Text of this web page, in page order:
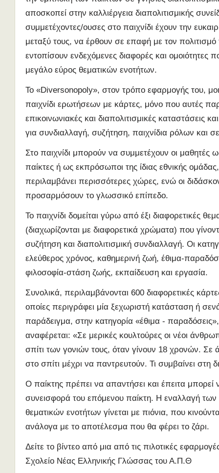
αποσκοπεί στην καλλιέργεια διαπολιτισμικής
συμμετέχοντες/ουσες στο παιχνίδι έχουν την
μεταξύ τους, να έρθουν σε επαφή με τον
εντοπίσουν ενδεχόμενες διαφορές και ομοιότητες
μεγάλο εύρος θεματικών ενοτήτων.
Το «Diversonopoly», στον τρόπο εφαρμογής του,
παιχνίδι ερωτήσεων με κάρτες, μόνο που αυτές
επικοινωνιακές και διαπολιτισμικές καταστάσεις
για συνδιαλλαγή, συζήτηση, παιχνίδια ρόλων και
Στο παιχνίδι μπορούν να συμμετέχουν οι μαθητές
παίκτες ή ως εκπρόσωποι της ίδιας εθνικής
περιλαμβάνει περισσότερες χώρες, ενώ οι
προσαρμόσουν το γλωσσικό επίπεδο.
Το παιχνίδι δομείται γύρω από έξι διαφορετικές
(διαχωρίζονται με διαφορετικά χρώματα) που
συζήτηση και διαπολιτισμική συνδιαλλαγή. Oι
ελεύθερος χρόνος, καθημερινή ζωή, έθιμα-
φιλοσοφία-στάση ζωής, εκπαίδευση και εργασία.
Συνολικά, περιλαμβάνονται 600 διαφορετικές
οποίες περιγράφει μία ξεχωριστή κατάσταση ή
παράδειγμα, στην κατηγορία «έθιμα -
αναφέρεται: «Σε μερικές κουλτούρες οι νέοι
σπίτι των γονιών τους, όταν γίνουν 18 χρονών. Σε
στο σπίτι μέχρι να παντρευτούν. Τι συμβαίνει στη
Ο παίκτης πρέπει να απαντήσει και έπειτα μπορεί
συνεισφορά του επόμενου παίκτη. Η εναλλαγή
θεματικών ενοτήτων γίνεται με πιόνια, που
ανάλογα με το αποτέλεσμα που θα φέρει το ζάρι.
Δείτε το βίντεο από μια από τις πιλοτικές
Σχολείο Νέας Ελληνικής Γλώσσας του Α.Π.Θ